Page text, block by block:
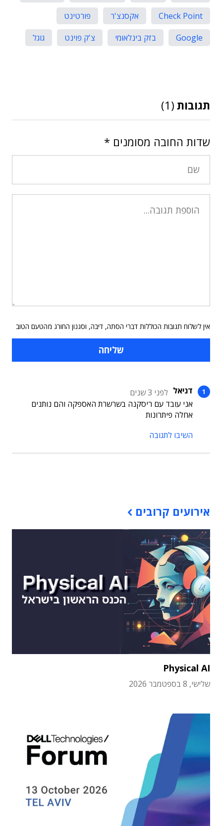
Check Point
אקסנצ'ר
פורטינט
Google
בזק בינלאומי צ'ק פוינט גוגל
תגובות (1)
שדות החובה מסומנים *
אין לשלוח תגובות הכוללות דברי הסתה, דיבה, וסגנון החורג מהטעם הטוב
דניאל לפני 3 שנים
אני עובד עם ריסקנה בשרשרת האספקה והם נותנים
אחלה פיתרונות
השיבו לתגובה
אירועים קרובים
Physical AI
שלישי, 8 בספטמבר 2026